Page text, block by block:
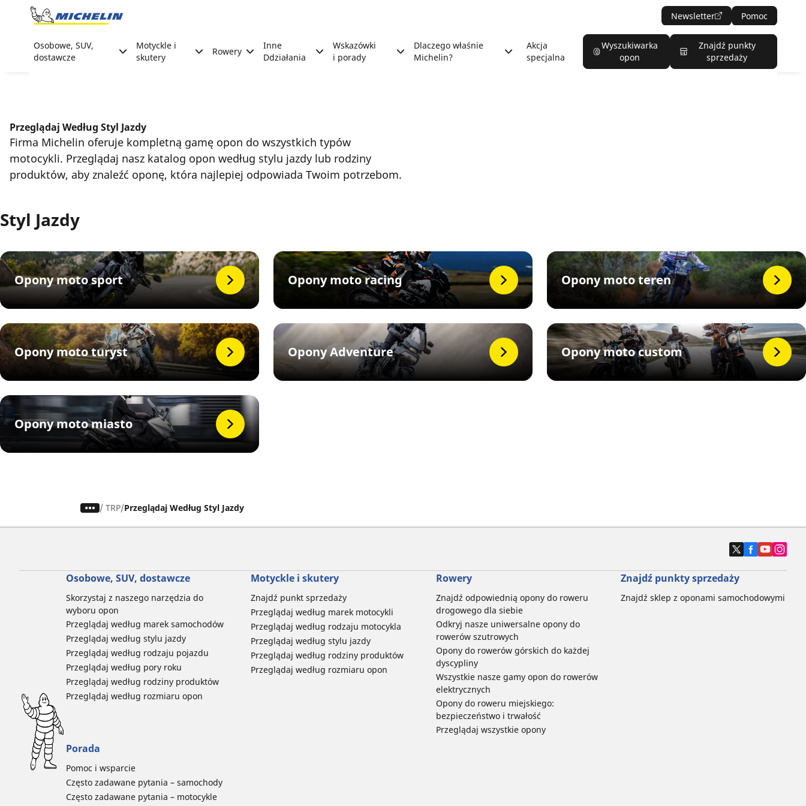
Go to page content
Newsletter Pomoc
Osobowe, SUV,
dostawcze
Motyckle i
skutery
Rowery
Inne
Ddziałania
Wskazówki
i porady
Dlaczego właśnie
Michelin?
Akcja
specjalna
Wyszukiwarka
opon
Znajdź punkty
sprzedaży
Przeglądaj Według Styl Jazdy
Firma Michelin oferuje kompletną gamę opon do wszystkich typów
motocykli. Przeglądaj nasz katalog opon według stylu jazdy lub rodziny
produktów, aby znaleźć oponę, która najlepiej odpowiada Twoim potrzebom.
Styl Jazdy
Opony moto sport Opony moto racing Opony moto teren
Opony moto turyst Opony Adventure Opony moto custom
Opony moto miasto
/ TRP Przeglądaj Według Styl Jazdy
Osobowe, SUV, dostawcze
Skorzystaj z naszego narzędzia do
wyboru opon
Przeglądaj według marek samochodów
Przeglądaj według stylu jazdy
Przeglądaj według rodzaju pojazdu
Przeglądaj według pory roku
Przeglądaj według rodziny produktów
Przeglądaj według rozmiaru opon
Motyckle i skutery
Znajdź punkt sprzedaży
Przeglądaj według marek motocykli
Przeglądaj według rodzaju motocykla
Przeglądaj według stylu jazdy
Przeglądaj według rodziny produktów
Przeglądaj według rozmiaru opon
Rowery
Znajdź odpowiednią opony do roweru
drogowego dla siebie
Odkryj nasze uniwersalne opony do
rowerów szutrowych
Opony do rowerów górskich do każdej
dyscypliny
Wszystkie nasze gamy opon do rowerów
elektrycznych
Opony do roweru miejskiego:
bezpieczeństwo i trwałość
Przeglądaj wszystkie opony
Znajdź punkty sprzedaży
Znajdź sklep z oponami samochodowymi
Porada
Pomoc i wsparcie
Często zadawane pytania – samochody
Często zadawane pytania – motocykle